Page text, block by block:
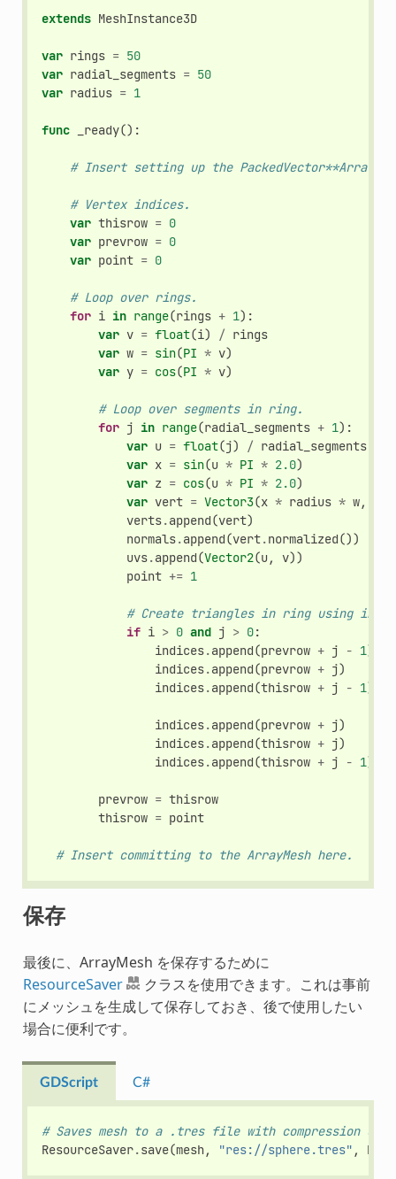
extends MeshInstance3D
var rings = 50
var radial_segments = 50
var radius = 1
func _ready():
# Insert setting up the PackedVector**Arrays
# Vertex indices.
var thisrow = 0
var prevrow = 0
var point = 0
# Loop over rings.
for i in range(rings + 1):
var v = float(i) / rings
var w = sin(PI * v)
var y = cos(PI * v)
# Loop over segments in ring.
for j in range(radial_segments + 1):
var u = float(j) / radial_segments
var x = sin(u * PI * 2.0)
var z = cos(u * PI * 2.0)
var vert = Vector3(x * radius * w,
verts.append(vert)
normals.append(vert.normalized())
uvs.append(Vector2(u, v))
point += 1
# Create triangles in ring using
if i > 0 and j > 0:
indices.append(prevrow + j - 1)
indices.append(prevrow + j)
indices.append(thisrow + j - 1)
indices.append(prevrow + j)
indices.append(thisrow + j)
indices.append(thisrow + j - 1)
prevrow = thisrow
thisrow = point
# Insert committing to the ArrayMesh here.
保存
最後に、ArrayMesh を保存するために
ResourceSaver
クラスを使用できます。これは事前
にメッシュを生成して保存しておき、後で使用したい
場合に便利です。
GDScript C#
# Saves mesh to a .tres file with compression
ResourceSaver.save(mesh, "res://sphere.tres" ,